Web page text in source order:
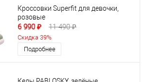
Кроссовки Superfit для девочки,
розовые
6 990 ₽ 11 490 ₽
Скидка 39%
Подробнее